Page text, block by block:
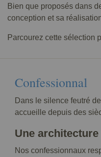
Bien que proposés dans
conception et sa
Parcourez cette sélection
Confessionnal
Dans le silence feutré
accueille depuis des
Une
Nos confessionnaux